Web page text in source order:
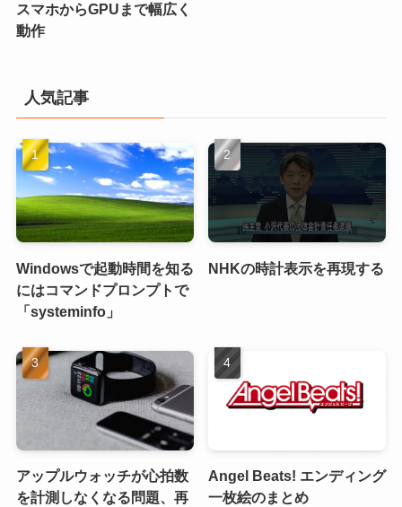
スマホからGPUまで幅広く
動作
人気記事
Windowsで起動時間を知る
にはコマンドプロンプトで
「systeminfo」
NHKの時計表示を再現する
アップルウォッチが心拍数
を計測しなくなる問題、再
Angel Beats! エンディング
一枚絵のまとめ